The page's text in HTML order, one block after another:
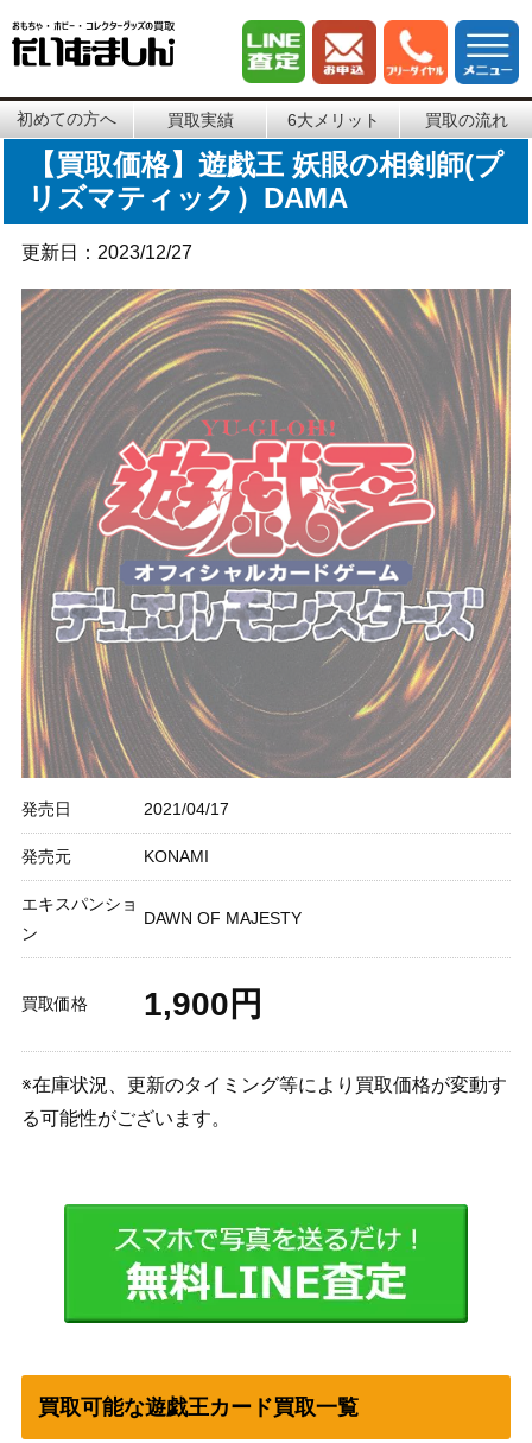
初めての方へ 買取実績 6大メリット 買取の流れ
【買取価格】遊戯王 妖眼の相剣師(プ
リズマティック）DAMA
更新日：2023/12/27
発売日 2021/04/17
発売元 KONAMI
エキスパンショ
ン
DAWN OF MAJESTY
買取価格 1,900円
※在庫状況、更新のタイミング等により買取価格が変動す
る可能性がございます。
買取可能な遊戯王カード買取一覧